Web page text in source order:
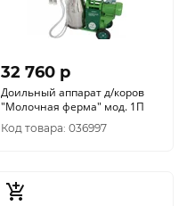
32 760 p
Доильный аппарат д/коров
"Молочная ферма" мод. 1П
Код товара: 036997